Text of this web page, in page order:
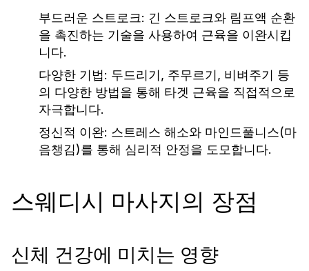
부드러운 스트로크: 긴 스트로크와 림프액 순환
을 촉진하는 기술을 사용하여 근육을 이완시킵
니다.
다양한 기법: 두드리기, 주무르기, 비벼주기 등
의 다양한 방법을 통해 타겟 근육을 직접적으로
자극합니다.
정신적 이완: 스트레스 해소와 마인드풀니스(마
음챙김)를 통해 심리적 안정을 도모합니다.
스웨디시 마사지의 장점
신체 건강에 미치는 영향